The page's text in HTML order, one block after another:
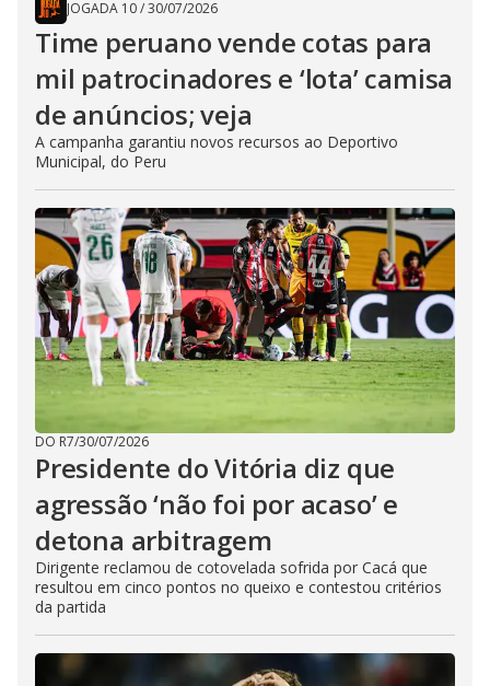
JOGADA 10/30/07/2026
Time peruano vende cotas para
mil patrocinadores e ‘lota’ camisa
de anúncios; veja
A campanha garantiu novos recursos ao Deportivo
Municipal, do Peru
DO R7/30/07/2026
Presidente do Vitória diz que
agressão ‘não foi por acaso’ e
detona arbitragem
Dirigente reclamou de cotovelada sofrida por Cacá que
resultou em cinco pontos no queixo e contestou critérios
da partida